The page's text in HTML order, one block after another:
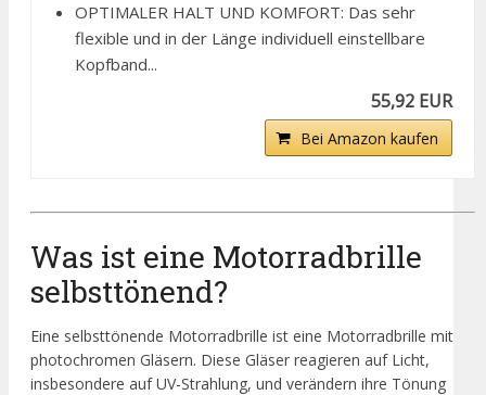
OPTIMALER HALT UND KOMFORT: Das sehr
flexible und in der Länge individuell einstellbare
Kopfband...
55,92 EUR
Bei Amazon kaufen
Was ist eine Motorradbrille
selbsttönend?
Eine selbsttönende Motorradbrille ist eine Motorradbrille mit
photochromen Gläsern. Diese Gläser reagieren auf Licht,
insbesondere auf UV-Strahlung, und verändern ihre Tönung